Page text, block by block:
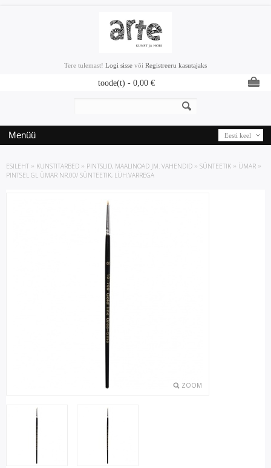
Tere tulemast! Logi sisse või Registreeru kasutajaks
toode(t) - 0,00€
Eesti keel
Menüü
ESILEHT » KUNSTITARBED » PINTSLID, MAALINOAD JM. VAHENDID » SÜNTEETIK » ÜMAR »
PINTSEL GL ÜMAR NR.00/ SÜNTEETIK, LÜH.VARREGA
ZOOM